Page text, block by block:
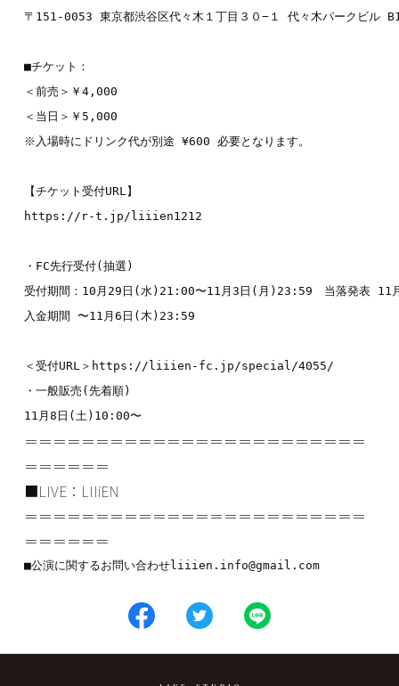
〒151-0053 東京都渋谷区代々木１丁目３０−１ 代々木パークビル
■チケット：
＜前売＞￥4,000
＜当日＞￥5,000
※入場時にドリンク代が別途 ¥600 必要となります。
https://r-t.jp/liiien1212
・FC先行受付(抽選)
受付期間：10月29日(水)21:00〜11月3日(月)23:59　当落発表
入金期間 〜11月6日(木)23:59
＜受付URL＞https://liiien-fc.jp/special/4055/
・一般販売(先着順)
11月8日(土)10:00〜
＝＝＝＝＝＝＝＝＝＝＝＝＝＝＝＝＝＝＝＝＝＝＝＝
＝＝＝＝＝＝
■LIVE： LIIiEN
＝＝＝＝＝＝＝＝＝＝＝＝＝＝＝＝＝＝＝＝＝＝＝＝
＝＝＝＝＝＝
■公演に関するお問い合わせliiien.info@gmail.com